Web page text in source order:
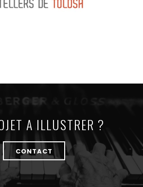
A ILLUSTRER ?
CONTACT